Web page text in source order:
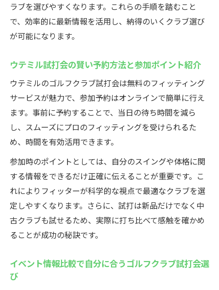
ラブを選びやすくなります。これらの手順を踏むこと
で、効率的に最新情報を活用し、納得のいくクラブ選び
が可能になります。
ウテミル試打会の賢い予約方法と参加ポイント紹介
ウテミルのゴルフクラブ試打会は無料のフィッティング
サービスが魅力で、参加予約はオンラインで簡単に行え
ます。事前に予約することで、当日の待ち時間を減ら
し、スムーズにプロのフィッティングを受けられるた
め、時間を有効活用できます。
参加時のポイントとしては、自分のスイングや体格に関
する情報をできるだけ正確に伝えることが重要です。こ
れによりフィッターが科学的な視点で最適なクラブを選
定しやすくなります。さらに、試打は新品だけでなく中
古クラブも試せるため、実際に打ち比べて感触を確かめ
ることが成功の秘訣です。
イベント情報比較で自分に合うゴルフクラブ試打会選
び